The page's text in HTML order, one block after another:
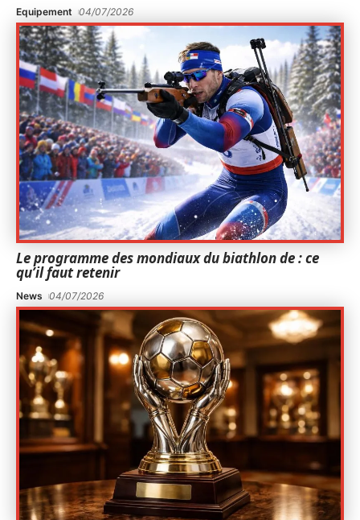
Equipement 04/07/2026
Le programme des mondiaux du biathlon de : ce
qu’il faut retenir
News 04/07/2026